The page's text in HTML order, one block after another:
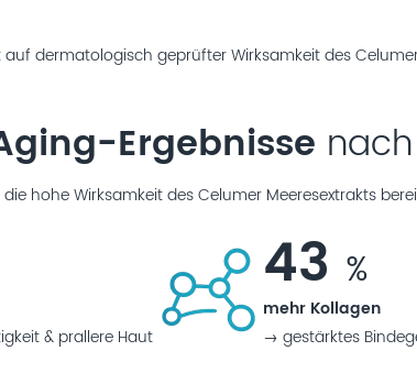
dermatologisch geprüfter Wirksamkeit des
Ergebnisse
hohe Wirksamkeit des Celumer Meeresextrakts
& prallere Haut
43 %
mehr Kollagen
→ gestärktes